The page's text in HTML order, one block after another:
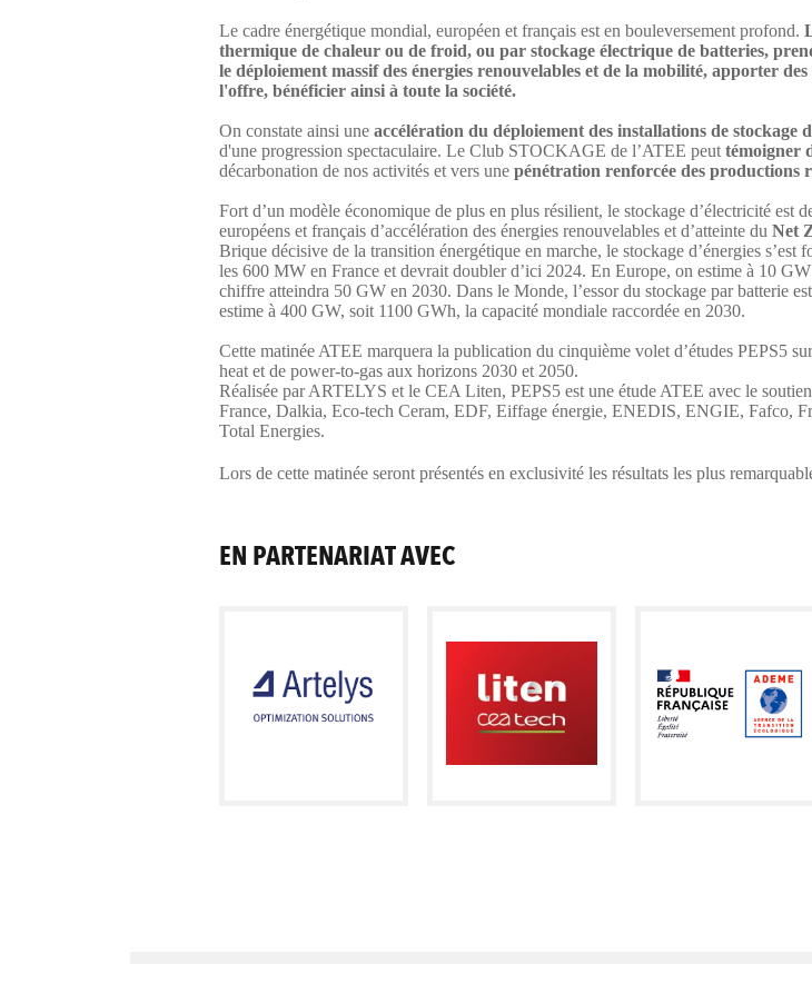
Le cadre énergétique mondial, européen et français est en bouleversement profond.
thermique de chaleur ou de froid, ou par stockage électrique de batteries,
le déploiement massif des énergies renouvelables et de la mobilité, apporter
l'offre, bénéficier ainsi à toute la société.
On constate ainsi une accélération du déploiement des installations de stockage
d'une progression spectaculaire. Le Club STOCKAGE de l’ATEE peut témoigner
décarbonation de nos activités et vers une pénétration renforcée des productions
Fort d’un modèle économique de plus en plus résilient, le stockage d’électricité est
européens et français d’accélération des énergies renouvelables et d’atteinte du Net
Brique décisive de la transition énergétique en marche, le stockage d’énergies
les 600 MW en France et devrait doubler d’ici 2024. En Europe, on estime à 10
chiffre atteindra 50 GW en 2030. Dans le Monde, l’essor du stockage par batterie
estime à 400 GW, soit 1100 GWh, la capacité mondiale raccordée en 2030.
Cette matinée ATEE marquera la publication du cinquième volet d’études PEPS5
heat et de power-to-gas aux horizons 2030 et 2050.
Réalisée par ARTELYS et le CEA Liten, PEPS5 est une étude ATEE avec le
France, Dalkia, Eco-tech Ceram, EDF, Eiffage énergie, ENEDIS, ENGIE, Fafco,
Total Energies.
Lors de cette matinée seront présentés en exclusivité les résultats les plus
EN PARTENARIAT AVEC